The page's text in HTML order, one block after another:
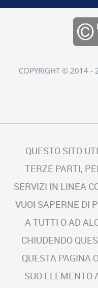
COPYRIGHT © 2014 -
QUESTO SITO
TERZE PARTI,
SERVIZI IN LINEA
VUOI SAPERNE DI
A TUTTI O AD
CHIUDENDO
QUESTA PAGINA
SUO ELEMENTO